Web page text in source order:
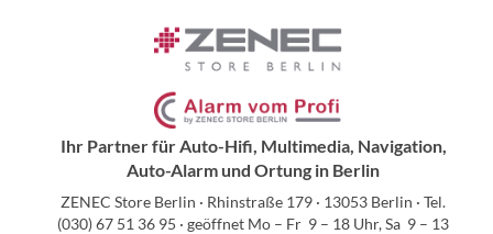
Ihr Partner für Auto-Hifi, Multimedia, Navigation,
Auto-Alarm und Ortung in Berlin
ZENEC Store Berlin · Rhinstraße 179 · 13053 Berlin · Tel.
(030) 67 51 36 95 · geöffnet Mo – Fr 9 – 18 Uhr, Sa 9 – 13